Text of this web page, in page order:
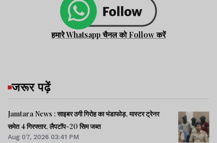
हमारे Whatsapp चैनल को Follow करें
जरूर पढ़ें
Jamtara News : साइबर ठगी गिरोह का भंडाफोड़, मास्टर ट्रेनर
समेत 4 गिरफ्तार, लैपटॉप-20 सिम जब्त
Aug 07, 2026 03:41 PM